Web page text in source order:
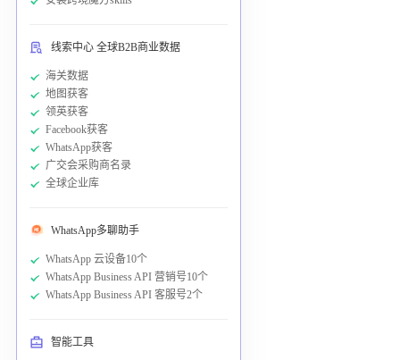
线索中心 全球B2B商业数据
海关数据
地图获客
领英获客
Facebook获客
WhatsApp获客
广交会采购商名录
全球企业库
WhatsApp多聊助手
WhatsApp 云设备10个
WhatsApp Business API 营销号10个
WhatsApp Business API 客服号2个
智能工具